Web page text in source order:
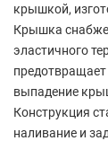
крышкой,
Крышка
эластичного
выпадение
Конструкция
наливание и